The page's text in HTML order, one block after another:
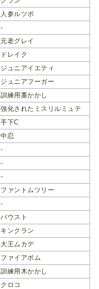
人参ルツボ
-
元老グレイ
ドレイク
ジュニアイエティ
ジュニアフーガー
訓練用藁かかし
強化されたミスリルミュテ
手下C
中忍
-
-
-
ファントムツリー
-
パウスト
キンクラン
大王ムカデ
ファイアボム
訓練用木かかし
クロコ